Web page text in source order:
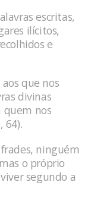
escritas,
ilícitos,
e
que nos
divinas
quem nos
64).
ninguém
o próprio
segundo a